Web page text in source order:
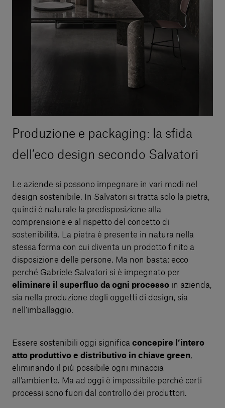
Produzione e packaging: la sfida
dell’eco design secondo Salvatori
Le aziende si possono impegnare in vari modi nel
design sostenibile. In Salvatori si tratta solo la pietra,
quindi è naturale la predisposizione alla
comprensione e al rispetto del concetto di
sostenibilità. La pietra è presente in natura nella
stessa forma con cui diventa un prodotto finito a
disposizione delle persone. Ma non basta: ecco
perché Gabriele Salvatori si è impegnato per
eliminare il superfluo da ogni processo in azienda,
sia nella produzione degli oggetti di design, sia
nell’imballaggio.
Essere sostenibili oggi significa concepire l’intero
atto produttivo e distributivo in chiave green,
eliminando il più possibile ogni minaccia
all’ambiente. Ma ad oggi è impossibile perché certi
processi sono fuori dal controllo dei produttori.